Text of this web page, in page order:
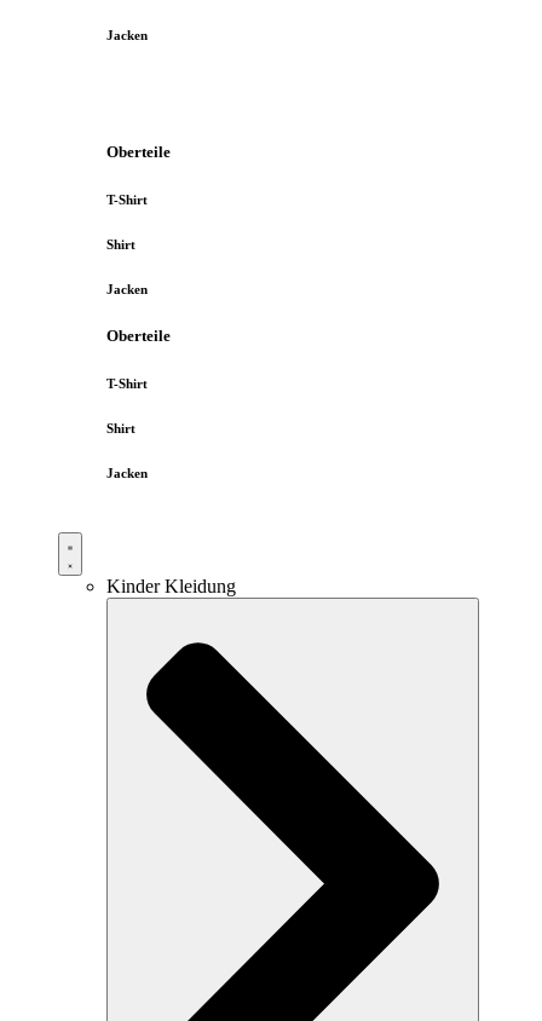
Jacken
Oberteile
T-Shirt
Shirt
Jacken
Oberteile
T-Shirt
Shirt
Jacken
Kinder Kleidung